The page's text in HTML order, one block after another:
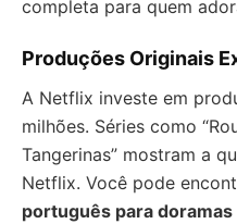
completa para quem
Produções Originais
A Netflix investe em
milhões. Séries como
Tangerinas” mostram a
Netflix. Você pode
português para doramas